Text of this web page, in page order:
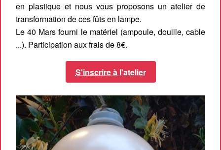
en plastique et nous vous proposons un atelier de
transformation de ces fûts en lampe.
Le 40 Mars fourni le matériel (ampoule, douille, cable
...). Participation aux frais de 8€.
S'inscrire à l'atelier